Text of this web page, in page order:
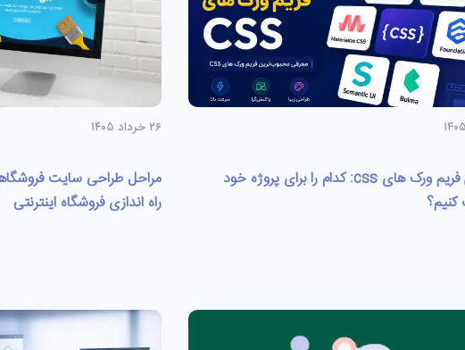
بهترین فریم ورک های css: کدام را برای پروژه خود
کنیم؟
۲۶ خرداد ۱۴۰۵
راه اندازی فروشگاه اینترنتی